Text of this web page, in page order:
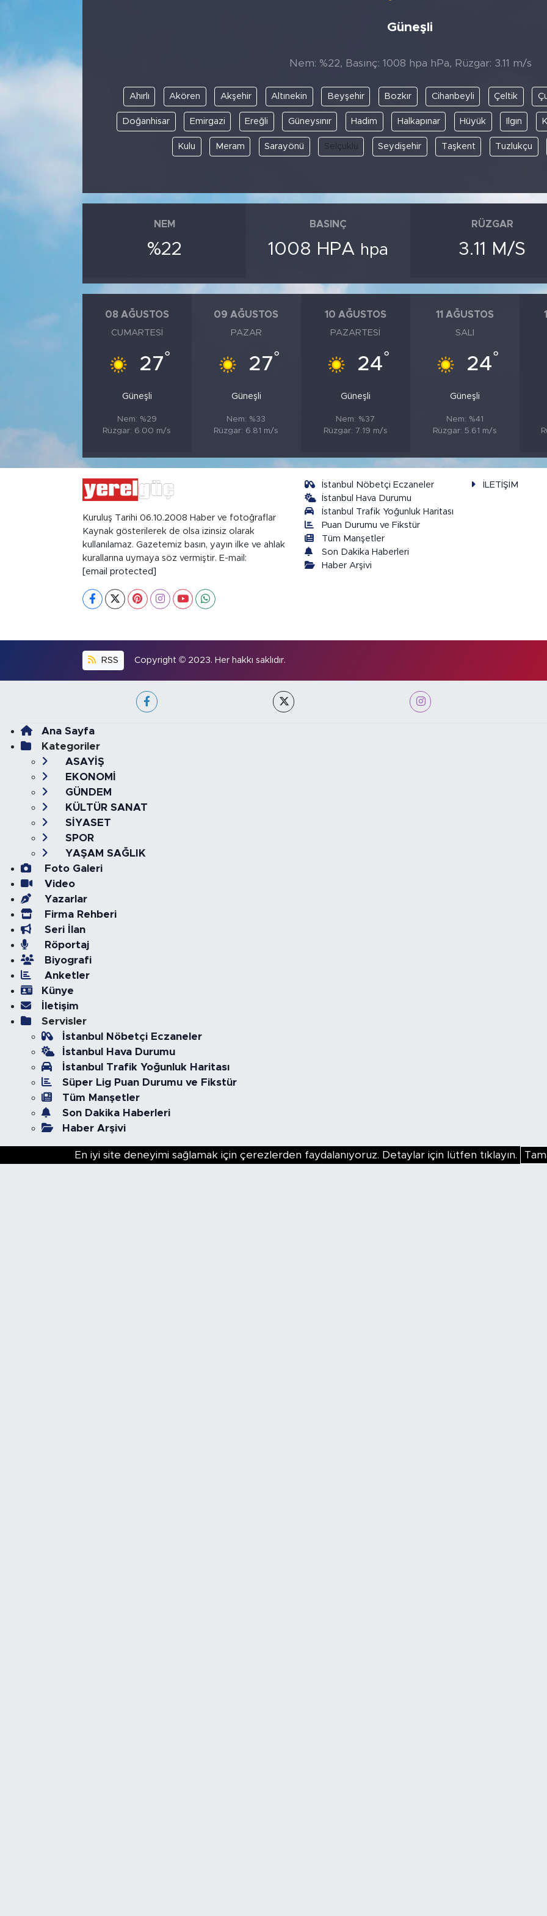
Güneşli
Nem: %22, Basınç: 1008 hpa hPa, Rüzgar: 3.11 m/s
Ahırlı Akören Akşehir Altınekin Beyşehir Bozkır Cihanbeyli Çeltik
Doğanhisar Emirgazi Ereğli Güneysınır Hadim Halkapınar Hüyük Ilgın
Kulu Meram Sarayönü Selçuklu Seydişehir Taşkent Tuzlukçu
NEM
%22
BASINÇ
1008 HPA hpa
RÜZGAR
3.11 M/S
08 AĞUSTOS
CUMARTESI
27°
Güneşli
Nem: %29
Rüzgar: 6.00 m/s
09 AĞUSTOS
PAZAR
27°
Güneşli
Nem: %33
Rüzgar: 6.81 m/s
10 AĞUSTOS
PAZARTESI
24°
Güneşli
Nem: %37
Rüzgar: 7.19 m/s
11 AĞUSTOS
SALI
24°
Güneşli
Nem: %41
Rüzgar: 5.61 m/s
Kuruluş Tarihi 06.10.2008 Haber ve fotoğraflar
Kaynak gösterilerek de olsa izinsiz olarak
kullanılamaz. Gazetemiz basın, yayın ilke ve ahlak
kurallarına uymaya söz vermiştir. E-mail:
[email protected]
İstanbul Nöbetçi Eczaneler
İstanbul Hava Durumu
İstanbul Trafik Yoğunluk Haritası
Puan Durumu ve Fikstür
Tüm Manşetler
Son Dakika Haberleri
Haber Arşivi
İLETİŞİM
RSS Copyright © 2023. Her hakkı saklıdır.
Ana Sayfa
Kategoriler
ASAYİŞ
EKONOMİ
GÜNDEM
KÜLTÜR SANAT
SİYASET
SPOR
YAŞAM SAĞLIK
Foto Galeri
Video
Yazarlar
Firma Rehberi
Seri İlan
Röportaj
Biyografi
Anketler
Künye
İletişim
Servisler
İstanbul Nöbetçi Eczaneler
İstanbul Hava Durumu
İstanbul Trafik Yoğunluk Haritası
Süper Lig Puan Durumu ve Fikstür
Tüm Manşetler
Son Dakika Haberleri
Haber Arşivi
En iyi site deneyimi sağlamak için çerezlerden faydalanıyoruz. Detaylar için lütfen tıklayın.